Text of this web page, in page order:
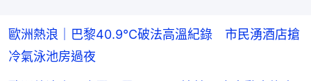
歐洲熱浪｜巴黎40.9°C破法高溫紀錄 市民湧酒店搶
冷氣泳池房過夜